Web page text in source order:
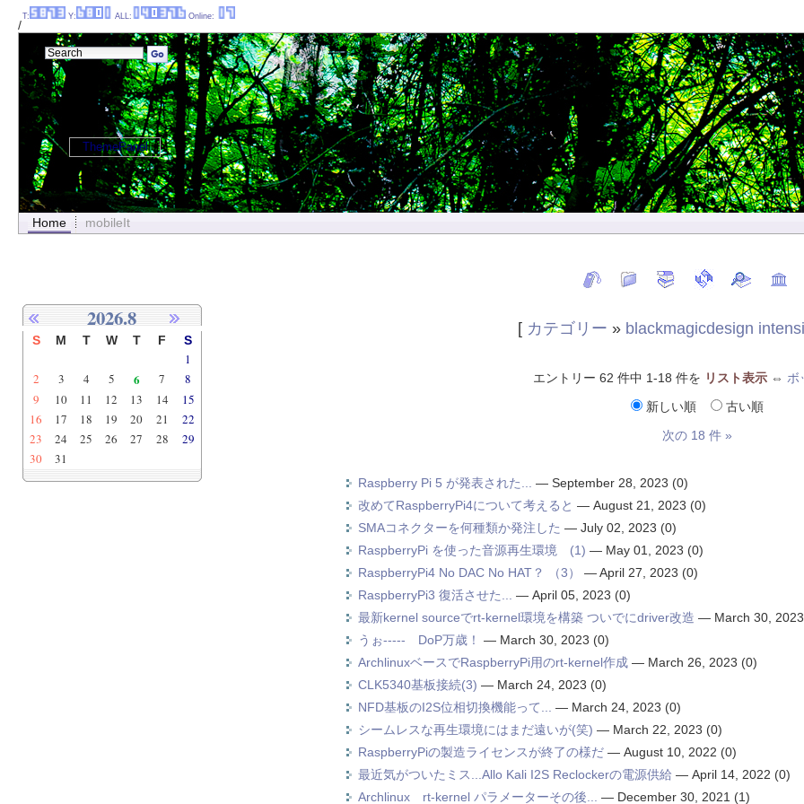
/
Home mobileIt
[ カテゴリー » blackmagicdesign
エントリー 62 件中 1-18 件を リスト表示⇔ ボ
新しい順
古い順
次の 18 件 »
Raspberry Pi 5 が発表された... — September 28, 2023 (0)
改めてRaspberryPi4について考えると — August 21, 2023 (0)
SMAコネクターを何種類か発注した — July 02, 2023 (0)
RaspberryPi を使った音源再生環境 (1) — May 01, 2023 (0)
RaspberryPi4 No DAC No HAT？ （3）
—April 27, 2023 (0)
RaspberryPi3 復活させた... — April 05, 2023 (0)
最新kernel sourceでrt-kernel環境を構築 ついでにdriver改造 — March 30, 2023
うぉ----- DoP万歳！
— March 30, 2023 (0)
ArchlinuxベースでRaspberryPi用のrt-kernel作成— March 26, 2023 (0)
CLK5340基板接続(3) — March 24, 2023 (0)
NFD基板のI2S位相切換機能って... — March 24, 2023 (0)
シームレスな再生環境にはまだ遠いが(笑) — March 22, 2023 (0)
RaspberryPiの製造ライセンスが終了の様だ— August 10, 2022 (0)
最近気がついたミス...Allo Kali I2S Reclockerの電源供給 — April 14, 2022 (0)
Archlinux rt-kernel パラメーターその後... — December 30, 2021 (1)
2026.8
S M T W T F S
1
2
3 4 5 6 7
8
9
10 11 12 13 14
15
16
17 18 19 20 21
22
23
24 25 26 27 28
29
30
31
T: Y: ALL: Online:
ThemePanel